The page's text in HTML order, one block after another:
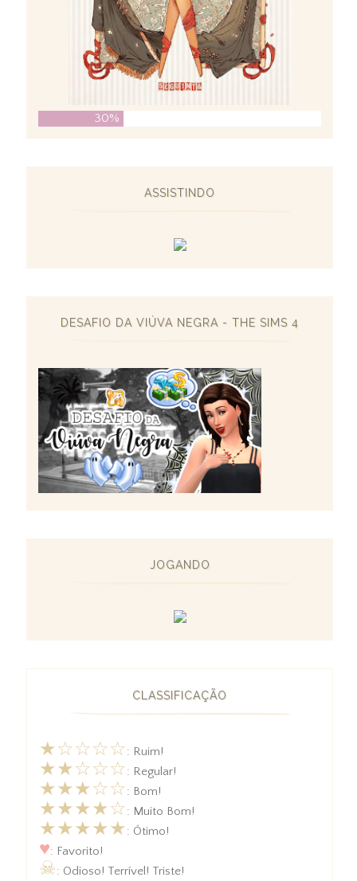
30%
ASSISTINDO
DESAFIO DA VIÚVA NEGRA - THE SIMS 4
JOGANDO
CLASSIFICAÇÃO
★☆☆☆☆: Ruim!
★★☆☆☆: Regular!
★★★☆☆: Bom!
★★★★☆: Muito Bom!
★★★★★: Ótimo!
♥: Favorito!
☠: Odioso! Terrível! Triste!